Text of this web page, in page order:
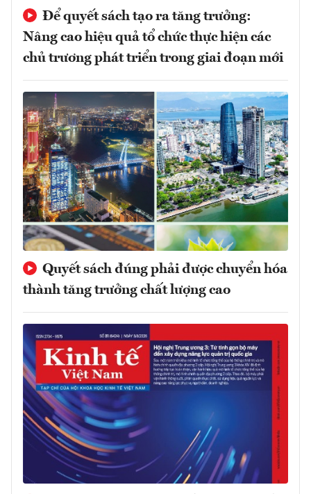
Để quyết sách tạo ra tăng trưởng:
Nâng cao hiệu quả tổ chức thực hiện các
chủ trương phát triển trong giai đoạn mới
Quyết sách đúng phải được chuyển hóa
thành tăng trưởng chất lượng cao